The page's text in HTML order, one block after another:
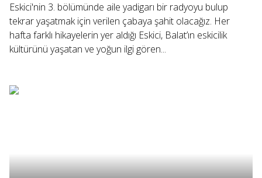
Eskici'nin 3. bölümünde aile yadigarı bir radyoyu bulup
tekrar yaşatmak için verilen çabaya şahit olacağız. Her
hafta farklı hikayelerin yer aldığı Eskici, Balat’ın eskicilik
kültürünü yaşatan ve yoğun ilgi gören...